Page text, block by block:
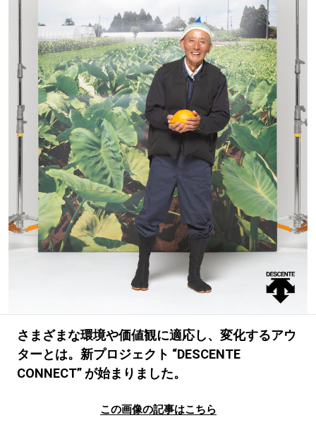
#路地裏てぃーん。 #MONTHLY JOURNAL
#GH 銘品の所以 #フイナムのYouTube
#Commune H #FOCUS IT #AH.H
#ととけん #FASHION #MUSIC #MOVIE
#LIFESTYLE #SNEAKER #OUTDOOR
#SPORTS #HANDSOME HANDBOOK
さまざまな環境や価値観に適応し、変化するアウ
ターとは。新プロジェクト “DESCENTE
CONNECT” が始まりました。
この画像の記事はこちら